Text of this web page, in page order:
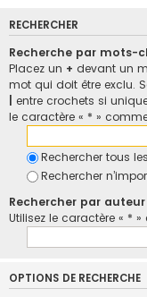
RECHERCHER
Recherche par mots-
Placez un + devant un
mot qui doit être exclu.
entre crochets si
le caractère « * »
Rechercher tous
Rechercher
Rechercher par auteur
Utilisez le caractère « *
OPTIONS DE RECHERCHE